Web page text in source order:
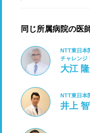
同じ所属病院の医
NTT東日本
チャレンジ
大江
NTT東日本
井上